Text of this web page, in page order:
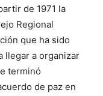
de 1971 la
Regional
que ha sido
llegar a organizar
terminó
de paz en